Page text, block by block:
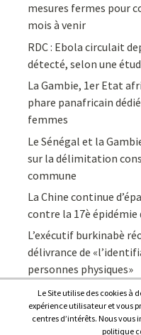
mesures fermes pour
mois à venir
RDC : Ebola circulait
détecté, selon une
La Gambie, 1er Etat
phare panafricain
femmes
Le Sénégal et la
sur la délimitation
commune
La Chine continue
contre la 17è épidémie
L’exécutif burkinabè
délivrance de
personnes physiques»
Le Site utilise des cookies à
expérience utilisateur et vous
centres d’intérêts. Nous
politique